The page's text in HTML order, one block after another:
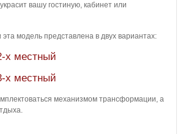
вашу гостиную, кабинет или
модель представлена в двух вариантах:
х местный
х местный
механизмом трансформации, а